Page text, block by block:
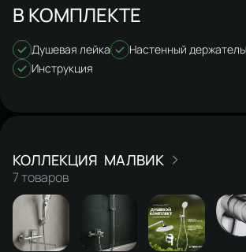
В КОМПЛЕКТЕ
Душевая лейка Настенный держатель
Инструкция
МАЛВИК
7 товаров